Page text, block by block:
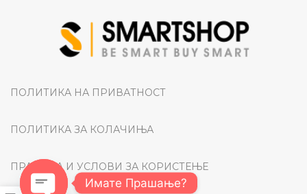
ПОЛИТИКА НА ПРИВАТНОСТ
ПОЛИТИКА ЗА КОЛАЧИЊА
ПРАВИЛА И УСЛОВИ ЗА КОРИСТЕЊЕ
Имате Прашање?